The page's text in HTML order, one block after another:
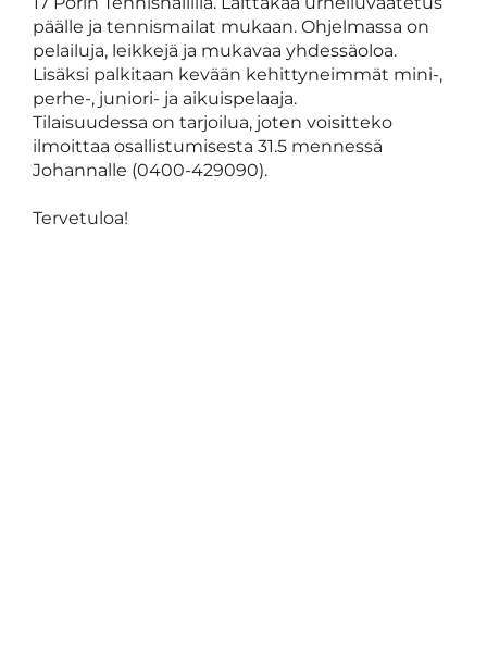
päälle ja tennismailat mukaan. Ohjelmassa on
pelailuja, leikkejä ja mukavaa yhdessäoloa.
Lisäksi palkitaan kevään kehittyneimmät mini-,
perhe-, juniori- ja aikuispelaaja.
Tilaisuudessa on tarjoilua, joten voisitteko
ilmoittaa osallistumisesta 31.5 mennessä
Johannalle (0400-429090).
Tervetuloa!